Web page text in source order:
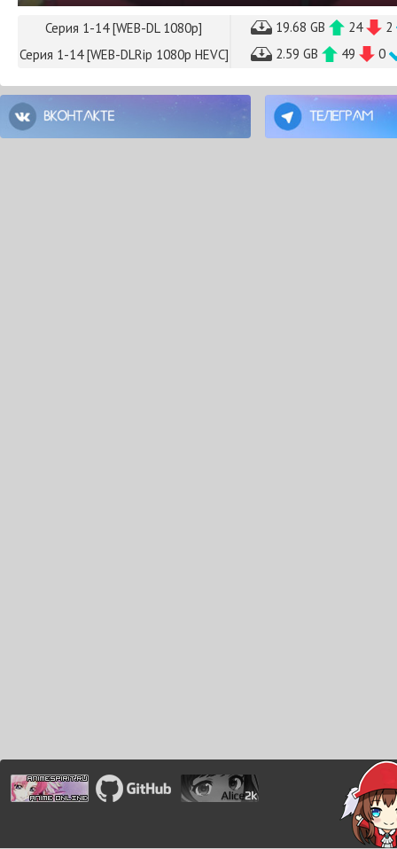
Серия 1-14 [WEB-DL 1080p] 19.68 GB 24
2
Серия 1-14 [WEB-DLRip 1080p HEVC]
2.59 GB 49 0